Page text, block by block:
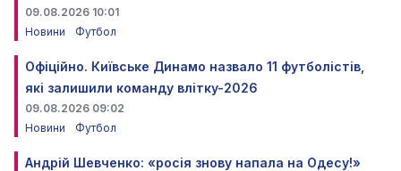
09.08.2026 10:01
Новини
Футбол
Офіційно. Київське Динамо назвало 11 футболістів,
які залишили команду влітку-2026
09.08.2026 09:02
Новини
Футбол
Андрій Шевченко: «росія знову напала на Одесу!»